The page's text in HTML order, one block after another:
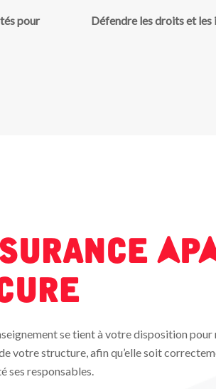
pour
Défendre les droits et les
se tient à votre disposition pour
votre structure, afin qu’elle soit
ses responsables.